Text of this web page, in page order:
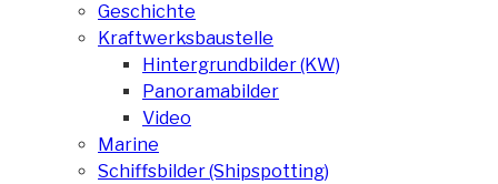
Geschichte
Kraftwerksbaustelle
Hintergrundbilder (KW)
Panoramabilder
Video
Marine
Schiffsbilder (Shipspotting)